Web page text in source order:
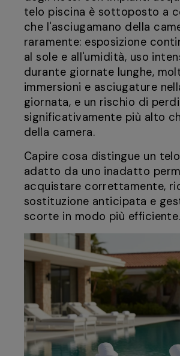
telo piscina è sottoposto a
che l'asciugamano della
raramente: esposizione
al sole e all'umidità, uso
durante giornate lunghe,
immersioni e asciugature
giornata, e un rischio di
significativamente più alto
della camera.
Capire cosa distingue un
adatto da uno inadatto
acquistare correttamente,
sostituzione anticipata e
scorte in modo più efficiente.